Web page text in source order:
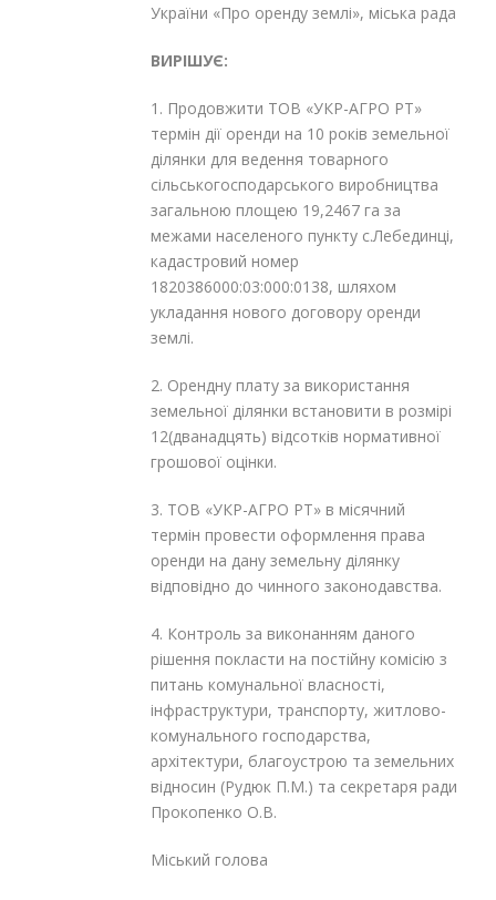
України «Про оренду землі», міська рада
ВИРІШУЄ:
1. Продовжити ТОВ «УКР-АГРО РТ»
термін дії оренди на 10 років земельної
ділянки для ведення товарного
сільськогосподарського виробництва
загальною площею 19,2467 га за
межами населеного пункту с.Лебединці,
кадастровий номер
1820386000:03:000:0138, шляхом
укладання нового договору оренди
землі.
2. Орендну плату за використання
земельної ділянки встановити в розмірі
12(дванадцять) відсотків нормативної
грошової оцінки.
3. ТОВ «УКР-АГРО РТ» в місячний
термін провести оформлення права
оренди на дану земельну ділянку
відповідно до чинного законодавства.
4. Контроль за виконанням даного
рішення покласти на постійну комісію з
питань комунальної власності,
інфраструктури, транспорту, житлово-
комунального господарства,
архітектури, благоустрою та земельних
відносин (Рудюк П.М.) та секретаря ради
Прокопенко О.В.
Міський голова